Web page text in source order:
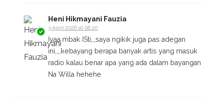
Heni Hikmayani Fauzia
3 April 2026 at 08:20
Iyaa mbak ISti,,,saya ngikik juga pas adegan
ini,,,,kebayang berapa banyak artis yang masuk
radio kalau benar apa yang ada dalam bayangan
Na Willa hehehe